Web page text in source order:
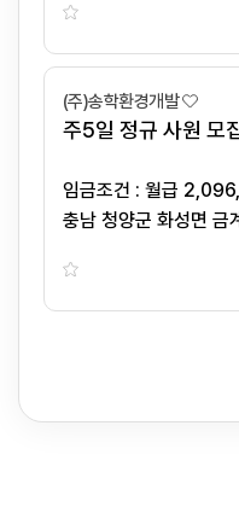
(주)송학환경개발
주5일 정규 사원 모
임금조건 :
충남 청양군 화성면